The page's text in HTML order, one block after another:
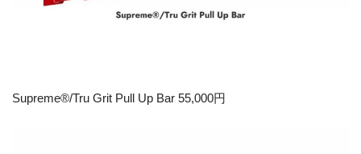
Supreme®/Tru Grit Pull Up Bar 55,000円